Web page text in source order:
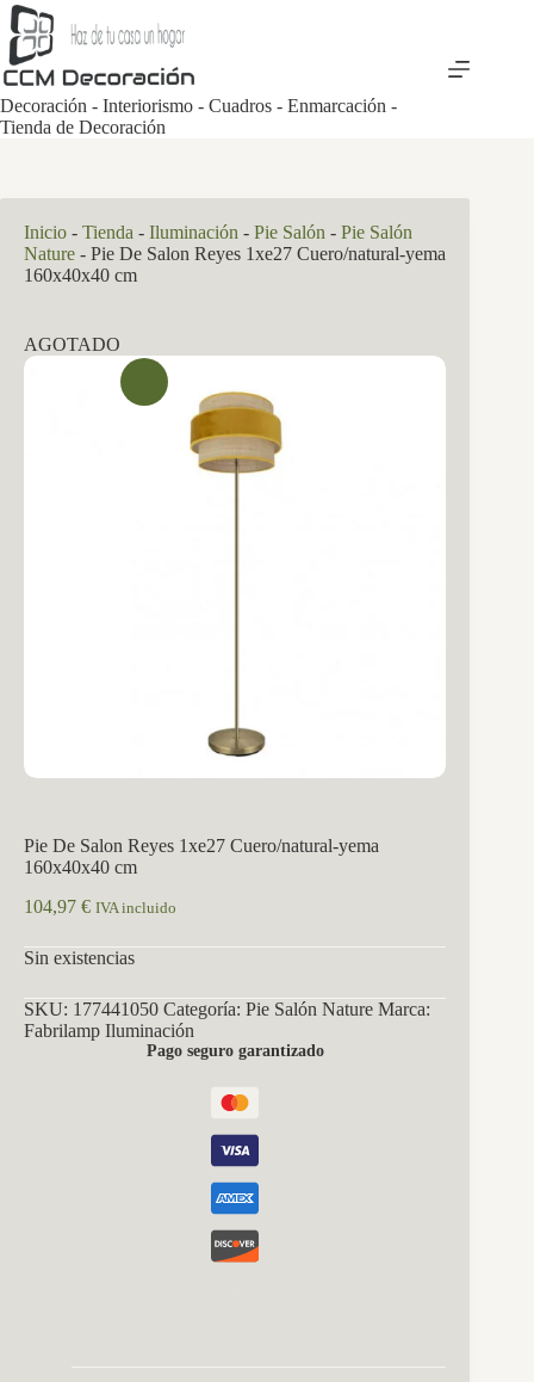
Saltar
al
contenido
Decoración - Interiorismo - Cuadros - Enmarcación -
Tienda de Decoración
Inicio - Tienda - Iluminación - Pie Salón - Pie Salón
Nature - Pie De Salon Reyes 1xe27 Cuero/natural-yema
160x40x40 cm
AGOTADO
Pie De Salon Reyes 1xe27 Cuero/natural-yema
160x40x40 cm
104,97 € IVA incluido
Sin existencias
SKU: 177441050 Categoría: Pie Salón Nature Marca:
Fabrilamp Iluminación
Pago seguro garantizado